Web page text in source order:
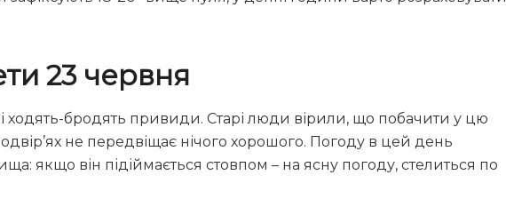
23 червня
ходять-бродять привиди. Старі люди вірили, що побачити у цю
не передвіщає нічого хорошого. Погоду в цей день
якщо він підіймається стовпом – на ясну погоду, стелиться по